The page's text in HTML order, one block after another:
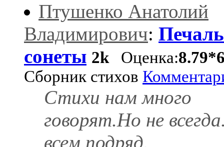
Птушенко Анатолий
Владимирович:
сонеты 2k Оценка:
Сборник стихов
Стихи нам много
говорят.Но не
всем подряд.